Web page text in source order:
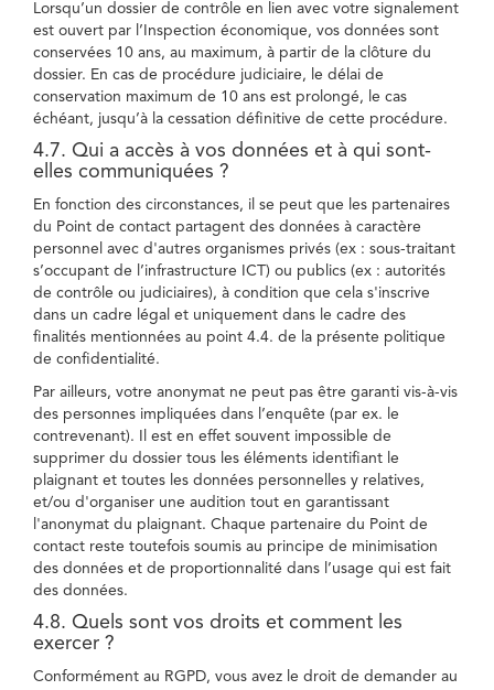
Lorsqu’un dossier de contrôle en lien avec votre signalement
est ouvert par l’Inspection économique, vos données sont
conservées 10 ans, au maximum, à partir de la clôture du
dossier. En cas de procédure judiciaire, le délai de
conservation maximum de 10 ans est prolongé, le cas
échéant, jusqu’à la cessation définitive de cette procédure.
4.7. Qui a accès à vos données et à qui sont-
elles communiquées ?
En fonction des circonstances, il se peut que les partenaires
du Point de contact partagent des données à caractère
personnel avec d'autres organismes privés (ex : sous-traitant
s’occupant de l’infrastructure ICT) ou publics (ex : autorités
de contrôle ou judiciaires), à condition que cela s'inscrive
dans un cadre légal et uniquement dans le cadre des
finalités mentionnées au point 4.4. de la présente politique
de confidentialité.
Par ailleurs, votre anonymat ne peut pas être garanti vis-à-vis
des personnes impliquées dans l’enquête (par ex. le
contrevenant). Il est en effet souvent impossible de
supprimer du dossier tous les éléments identifiant le
plaignant et toutes les données personnelles y relatives,
et/ou d'organiser une audition tout en garantissant
l'anonymat du plaignant. Chaque partenaire du Point de
contact reste toutefois soumis au principe de minimisation
des données et de proportionnalité dans l’usage qui est fait
des données.
4.8. Quels sont vos droits et comment les
exercer ?
Conformément au RGPD, vous avez le droit de demander au